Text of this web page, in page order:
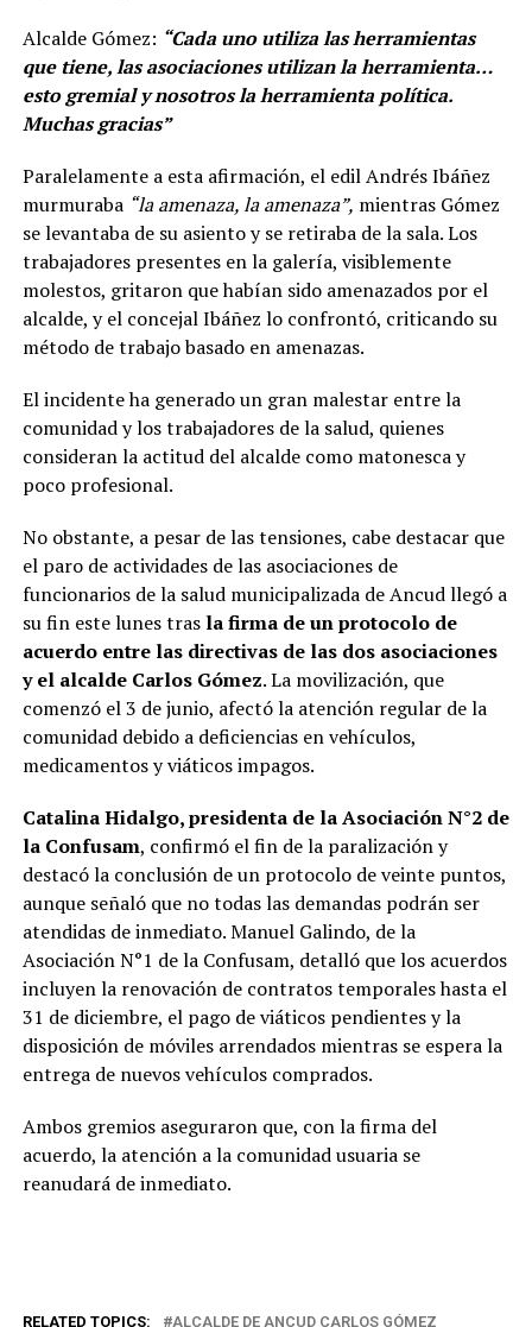
Alcalde Gómez: “Cada uno utiliza las herramientas
que tiene, las asociaciones utilizan la herramienta…
esto gremial y nosotros la herramienta política.
Muchas gracias”
Paralelamente a esta afirmación, el edil Andrés Ibáñez
murmuraba “la amenaza, la amenaza”, mientras Gómez
se levantaba de su asiento y se retiraba de la sala. Los
trabajadores presentes en la galería, visiblemente
molestos, gritaron que habían sido amenazados por el
alcalde, y el concejal Ibáñez lo confrontó, criticando su
método de trabajo basado en amenazas.
El incidente ha generado un gran malestar entre la
comunidad y los trabajadores de la salud, quienes
consideran la actitud del alcalde como matonesca y
poco profesional.
No obstante, a pesar de las tensiones, cabe destacar que
el paro de actividades de las asociaciones de
funcionarios de la salud municipalizada de Ancud llegó a
su fin este lunes tras la firma de un protocolo de
acuerdo entre las directivas de las dos asociaciones
y el alcalde Carlos Gómez. La movilización, que
comenzó el 3 de junio, afectó la atención regular de la
comunidad debido a deficiencias en vehículos,
medicamentos y viáticos impagos.
Catalina Hidalgo, presidenta de la Asociación N°2 de
la Confusam, confirmó el fin de la paralización y
destacó la conclusión de un protocolo de veinte puntos,
aunque señaló que no todas las demandas podrán ser
atendidas de inmediato. Manuel Galindo, de la
Asociación N°1 de la Confusam, detalló que los acuerdos
incluyen la renovación de contratos temporales hasta el
31 de diciembre, el pago de viáticos pendientes y la
disposición de móviles arrendados mientras se espera la
entrega de nuevos vehículos comprados.
Ambos gremios aseguraron que, con la firma del
acuerdo, la atención a la comunidad usuaria se
reanudará de inmediato.
RELATED TOPICS: ALCALDE DE ANCUD CARLOS GÓMEZ